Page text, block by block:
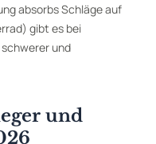
absorbs Schläge auf
gibt es bei
und
und